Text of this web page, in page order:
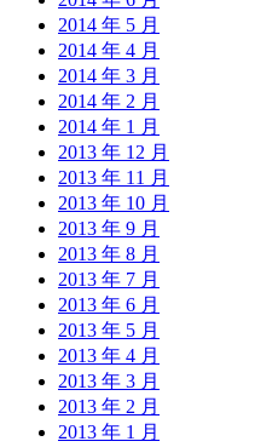
2014 年 5 月
2014 年 4 月
2014 年 3 月
2014 年 2 月
2014 年 1 月
2013 年 12 月
2013 年 11 月
2013 年 10 月
2013 年 9 月
2013 年 8 月
2013 年 7 月
2013 年 6 月
2013 年 5 月
2013 年 4 月
2013 年 3 月
2013 年 2 月
2013 年 1 月